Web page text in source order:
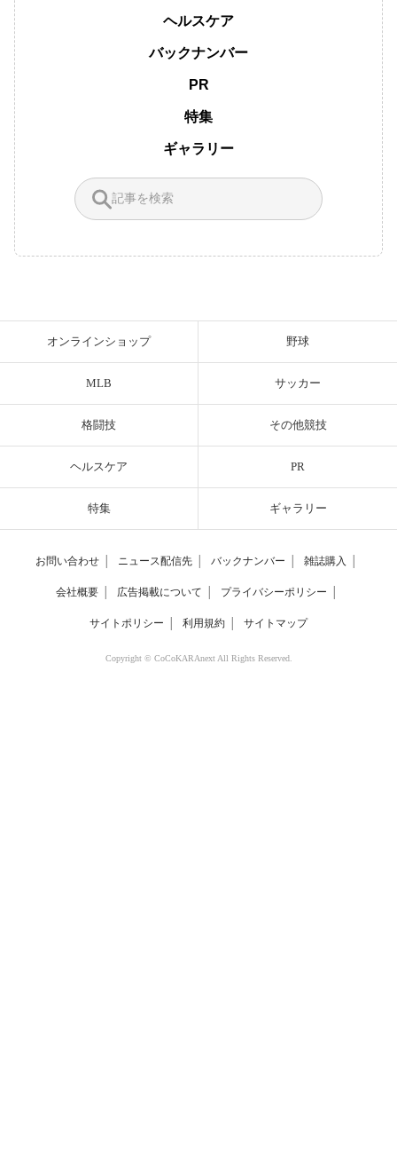
ヘルスケア
バックナンバー
PR
特集
ギャラリー
オンラインショップ 野球
MLB サッカー
格闘技 その他競技
ヘルスケア PR
特集 ギャラリー
お問い合わせ ニュース配信先 バックナンバー 雑誌購入
会社概要 広告掲載について プライバシーポリシー
サイトポリシー 利用規約 サイトマップ
Copyright © CoCoKARAnext All Rights Reserved.